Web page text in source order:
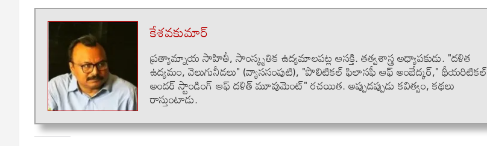
కేశవకుమార్
ప్రత్యామ్నాయ సాహితీ, సాంస్కృతిక ఉద్యమాలపట్ల ఆసక్తి. తత్వశాస్త్ర అధ్యాపకుడు. "దళిత
ఉద్యమం, వెలుగునీడలు" (వ్యాససంపుటి), "పొలిటికల్ ఫిలాసఫీ ఆఫ్ అంబేద్కర్," థీయరిటికల్
అండర్ స్టాండింగ్ ఆఫ్ దళిత్ మూవుమెంట్" రచయిత. అప్పుడప్పుడు కవిత్వం, కథలు
రాస్తుంటాడు.